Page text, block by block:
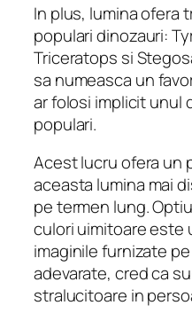
In plus, lumina ofera
populari dinozauri:
Triceratops si
sa numeasca un
ar folosi implicit unul
populari.
Acest lucru ofera un
aceasta lumina mai
pe termen lung.
culori uimitoare este
imaginile furnizate
adevarate, cred ca
stralucitoare in